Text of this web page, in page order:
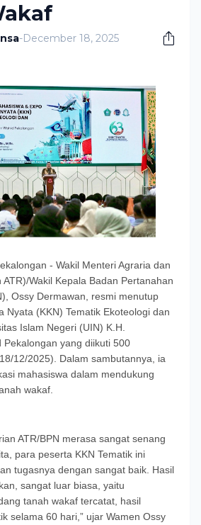
-December 18, 2025
- Wakil Menteri Agraria dan
ATR)/Wakil Kepala Badan Pertanahan
Ossy Dermawan, resmi menutup
Nyata (KKN) Tematik Ekoteologi dan
Islam Negeri (UIN) K.H.
Pekalongan yang diikuti 500
12/2025). Dalam sambutannya, ia
mahasiswa dalam mendukung
wakaf.
ATR/BPN merasa sangat senang
para peserta KKN Tematik ini
tugasnya dengan sangat baik. Hasil
sangat luar biasa, yaitu
tanah wakaf tercatat, hasil
selama 60 hari,” ujar Wamen Ossy